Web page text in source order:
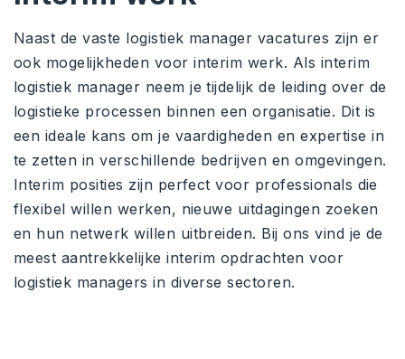
Naast de vaste logistiek manager vacatures zijn er
ook mogelijkheden voor interim werk. Als interim
logistiek manager neem je tijdelijk de leiding over de
logistieke processen binnen een organisatie. Dit is
een ideale kans om je vaardigheden en expertise in
te zetten in verschillende bedrijven en omgevingen.
Interim posities zijn perfect voor professionals die
flexibel willen werken, nieuwe uitdagingen zoeken
en hun netwerk willen uitbreiden. Bij ons vind je de
meest aantrekkelijke interim opdrachten voor
logistiek managers in diverse sectoren.